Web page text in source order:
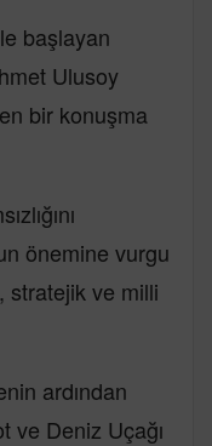
başlayan
Ulusoy
bir konuşma
önemine vurgu
stratejik ve milli
ardından
ve Deniz Uçağı